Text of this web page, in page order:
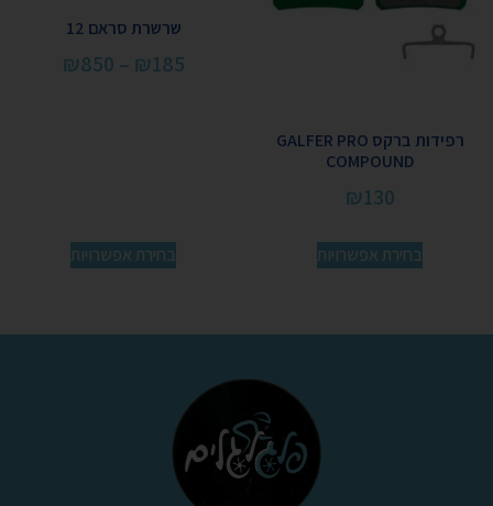
רפידות ברקס GALFER PRO
COMPOUND
₪130
בחירת אפשרויות
שרשרת סראם 12
₪185
–
₪850
בחירת אפשרויות